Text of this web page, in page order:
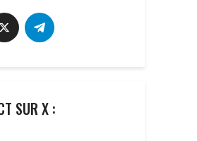
SUR X :